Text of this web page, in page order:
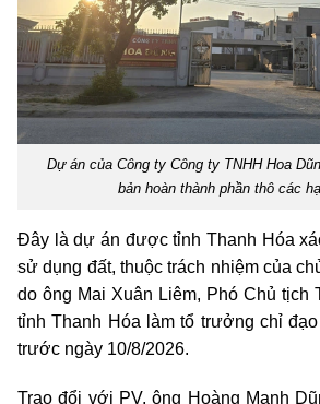
Dự án của Công ty Công ty TNHH Hoa
bản hoàn thành phần thô các
Đây là dự án được tỉnh Thanh Hóa
sử dụng đất, thuộc trách nhiệm của
do ông Mai Xuân Liêm, Phó Chủ tịch
tỉnh Thanh Hóa làm tổ trưởng chỉ
trước ngày 10/8/2026.
Trao đổi với PV, ông Hoàng Mạnh